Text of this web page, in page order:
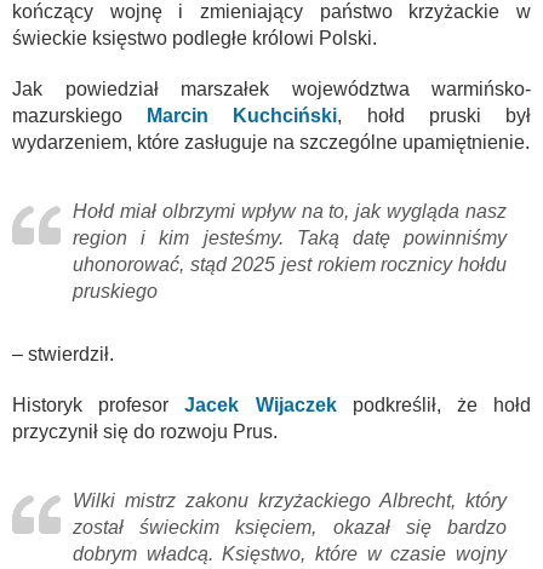
kończący wojnę i zmieniający państwo krzyżackie w
świeckie księstwo podległe królowi Polski.
Jak powiedział marszałek województwa warmińsko-
mazurskiego
Marcin Kuchciński, hołd pruski był
wydarzeniem, które zasługuje na szczególne upamiętnienie.
Hołd miał olbrzymi wpływ na to, jak wygląda nasz
region i kim jesteśmy. Taką datę powinniśmy
uhonorować, stąd 2025 jest rokiem rocznicy hołdu
pruskiego
– stwierdził.
Historyk profesorJacek Wijaczekpodkreślił, że hołd
przyczynił się do rozwoju Prus.
Wilki mistrz zakonu krzyżackiego Albrecht, który
został świeckim księciem, okazał się bardzo
dobrym władcą. Księstwo, które w czasie wojny